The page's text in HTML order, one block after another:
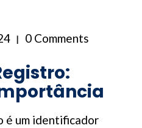
0 Comments
é um identificador